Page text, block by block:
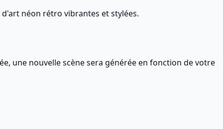
néon rétro vibrantes et stylées.
une nouvelle scène sera générée en fonction de votre